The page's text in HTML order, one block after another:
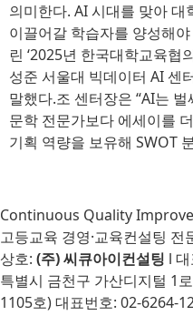
의미한다. AI 시대를 맞아
이끌어갈 학습자를 양성해
린 ‘2025년 한국대학교육협
성준 서울대 빅데이터 AI 센
말했다.조 센터장은 “AI는
문학 전문가보다 에세이를
기획 역량을 보유해 SWOT
Continuous Quality
고등교육 경영·교육컨설팅 전
상호: (주) 씨큐아이컨설팅 l
특별시 금천구 가산디지털 1
1105호) 대표번호: 02-6264-